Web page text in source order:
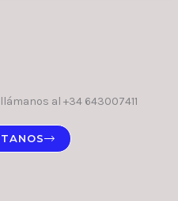
al +34 643007411